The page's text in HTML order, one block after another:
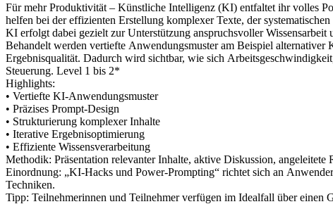
Für mehr Produktivität – Künstliche Intelligenz (KI) entfaltet ihr volles
helfen bei der effizienten Erstellung komplexer Texte, der
KI erfolgt dabei gezielt zur Unterstützung anspruchsvoller
Behandelt werden vertiefte Anwendungsmuster am Beispiel alternativer
Ergebnisqualität. Dadurch wird sichtbar, wie sich
Steuerung. Level 1 bis 2*
Highlights:
• Vertiefte KI‑Anwendungsmuster
• Präzises Prompt‑Design
• Strukturierung komplexer Inhalte
• Iterative Ergebnisoptimierung
• Effiziente Wissensverarbeitung
Methodik: Präsentation relevanter Inhalte, aktive Diskussion,
Einordnung: „KI‑Hacks und Power-Prompting“ richtet sich an
Techniken.
Tipp: Teilnehmerinnen und Teilnehmer verfügen im Idealfall über